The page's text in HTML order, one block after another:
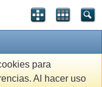
para
Al hacer uso